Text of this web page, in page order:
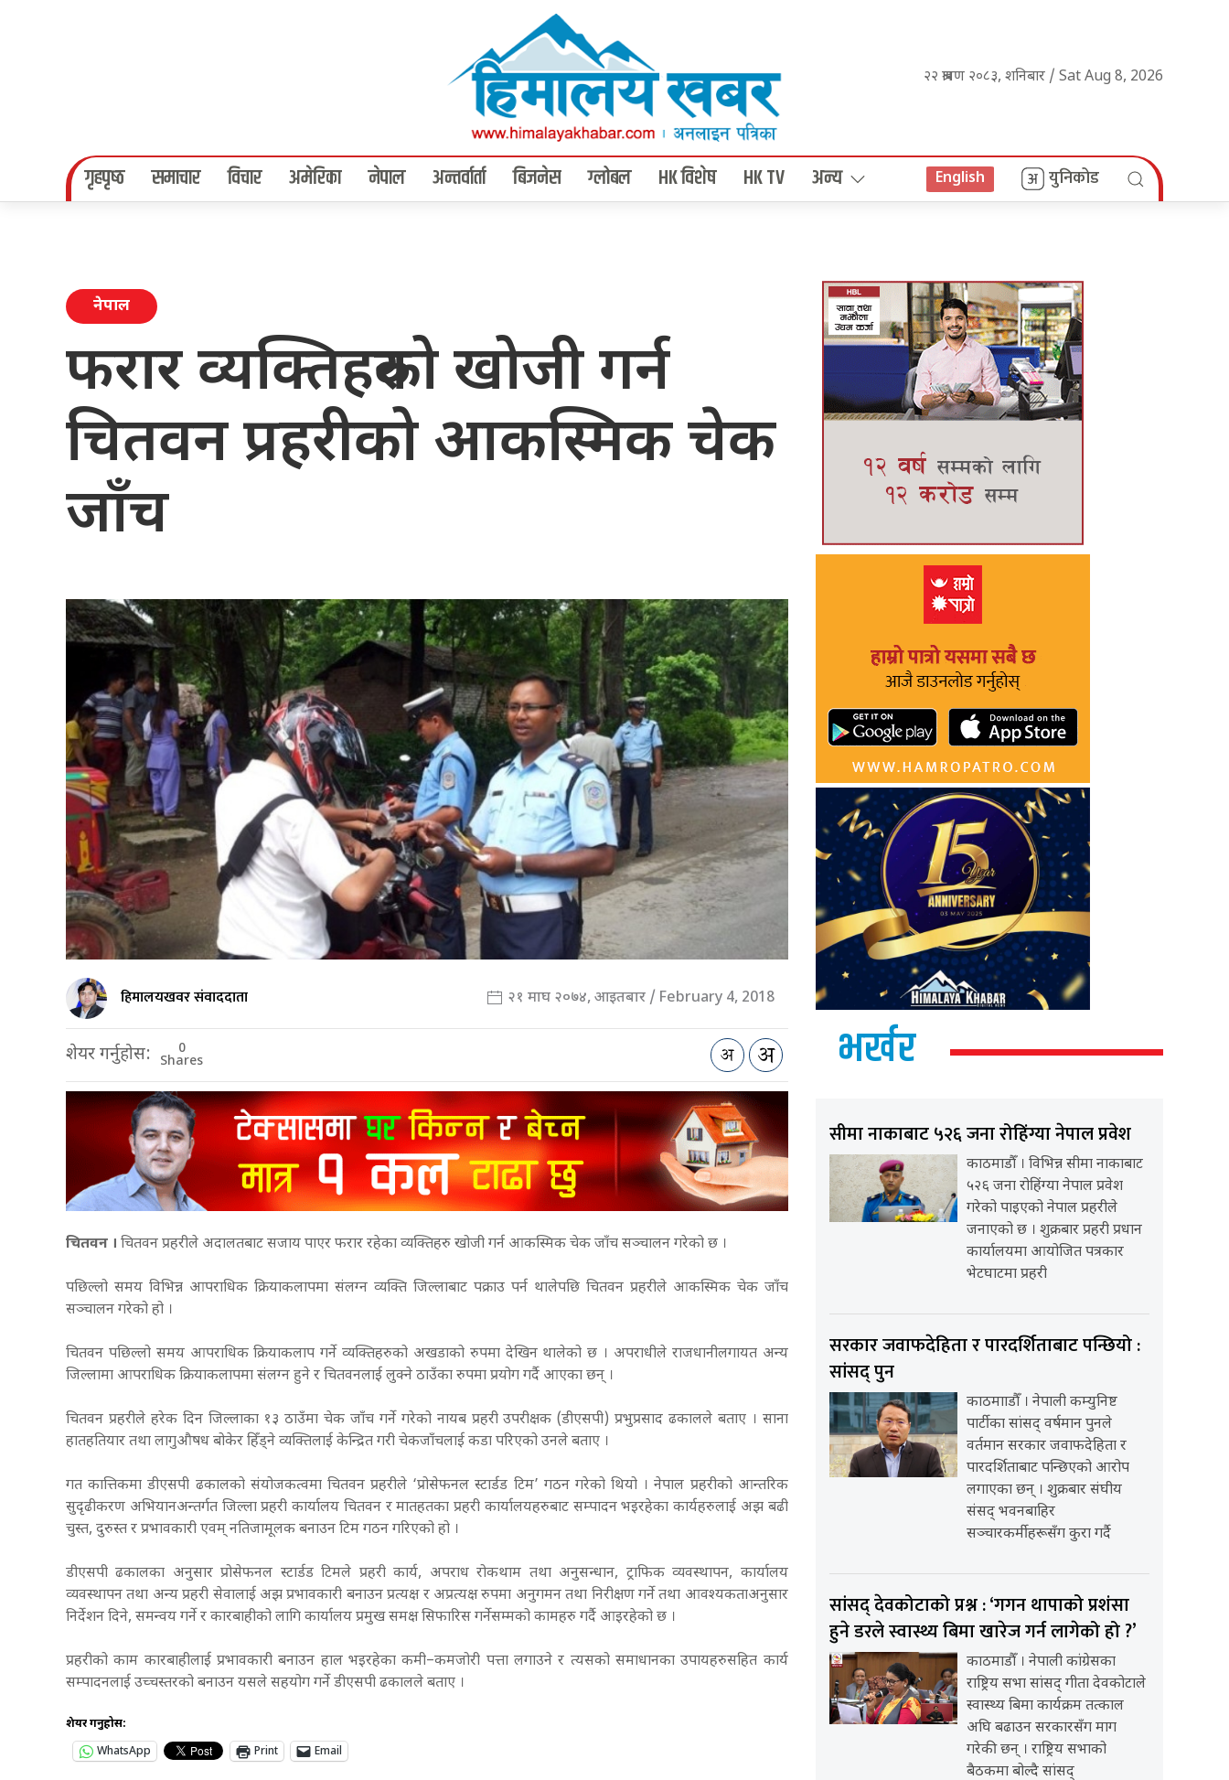
२२ श्रावण २०८३, शनिबार / Sat Aug 8, 2026
गृहपृष्‍ठ समाचार विचार अमेरिका नेपाल अन्तर्वार्ता बिजनेस ग्लोबल HK विशेष HK TV अन्य English युनिकोड
नेपाल
फरार व्यक्तिहरुको खोजी गर्न
चितवन प्रहरीको आकस्मिक चेक
जाँच
हिमालयखवर संवाददाता २१ माघ २०७४, आइतबार / February 4, 2018
शेयर गर्नुहोस: 0
Shares
चितवन । चितवनप्रहरीले अदालतबाट सजाय पाएर फरार रहेका व्यक्तिहरु खोजी गर्न आकस्मिक चेक जाँच सञ्चालन गरेको छ ।
पछिल्लो समय विभिन्न आपराधिक क्रियाकलापमा संलग्न व्यक्ति जिल्लाबाट पक्राउ पर्न थालेपछि चितवन प्रहरीले आकस्मिक चेक जाँच
सञ्चालन गरेको हो ।
चितवन पछिल्लो समय आपराधिक क्रियाकलाप गर्ने व्यक्तिहरुको अखडाको रुपमा देखिन थालेको छ । अपराधीले राजधानीलगायत अन्य
जिल्लामा आपराधिक क्रियाकलापमा संलग्न हुने र चितवनलाई लुक्ने ठाउँका रुपमा प्रयोग गर्दै आएका छन् ।
चितवन प्रहरीले हरेक दिन जिल्लाका १३ ठाउँमा चेक जाँच गर्ने गरेको नायब प्रहरी उपरीक्षक (डीएसपी) प्रभुप्रसाद ढकालले बताए । साना
हातहतियार तथा लागुऔषध बोकेर हिँड्ने व्यक्तिलाई केन्द्रित गरी चेकजाँचलाई कडा परिएको उनले बताए ।
गत कात्तिकमा डीएसपी ढकालको संयोजकत्वमा चितवन प्रहरीले ‘प्रोसेफनल स्टार्डड टिम’ गठन गरेको थियो । नेपाल प्रहरीको आन्तरिक
सुदृढीकरण अभियानअन्तर्गत जिल्ला प्रहरी कार्यालय चितवन र मातहतका प्रहरी कार्यालयहरुबाट सम्पादन भइरहेका कार्यहरुलाई अझ बढी
चुस्त, दुरुस्त र प्रभावकारी एवम् नतिजामूलक बनाउन टिम गठन गरिएको हो ।
डीएसपी ढकालका अनुसार प्रोसेफनल स्टार्डड टिमले प्रहरी कार्य, अपराध रोकथाम तथा अनुसन्धान, ट्राफिक व्यवस्थापन, कार्यालय
व्यवस्थापन तथा अन्य प्रहरी सेवालाई अझ प्रभावकारी बनाउन प्रत्यक्ष र अप्रत्यक्ष रुपमा अनुगमन तथा निरीक्षण गर्ने तथा आवश्यकताअनुसार
निर्देशन दिने, समन्वय गर्ने र कारबाहीको लागि कार्यालय प्रमुख समक्ष सिफारिस गर्नेसम्मको कामहरु गर्दै आइरहेको छ ।
प्रहरीको काम कारबाहीलाई प्रभावकारी बनाउन हाल भइरहेका कमी–कमजोरी पत्ता लगाउने र त्यसको समाधानका उपायहरुसहित कार्य
सम्पादनलाई उच्चस्तरको बनाउन यसले सहयोग गर्ने डीएसपी ढकालले बताए ।
शेयर गर्नुहोस:
WhatsApp
Print Email
भर्खर
सीमा नाकाबाट ५२६ जना रोहिंग्या नेपाल प्रवेश
काठमाडौँ । विभिन्न सीमा नाकाबाट
५२६ जना रोहिंग्या नेपाल प्रवेश
गरेको पाइएको नेपाल प्रहरीले
जनाएको छ । शुक्रबार प्रहरी प्रधान
कार्यालयमा आयोजित पत्रकार
भेटघाटमा प्रहरी
सरकार जवाफदेहिता र पारदर्शिताबाट पन्छियो :
सांसद् पुन
काठमााडौँ । नेपाली कम्युनिष्ट
पार्टीका सांसद् वर्षमान पुनले
वर्तमान सरकार जवाफदेहिता र
पारदर्शिताबाट पन्छिएको आरोप
लगाएका छन् । शुक्रबार संघीय
संसद् भवनबाहिर
सञ्चारकर्मीहरूसँग कुरा गर्दै
सांसद् देवकोटाको प्रश्न : ‘गगन थापाको प्रशंसा
हुने डरले स्वास्थ्य बिमा खारेज गर्न लागेको हो ?’
काठमाडौँ । नेपाली कांग्रेसका
राष्ट्रिय सभा सांसद् गीता देवकोटाले
स्वास्थ्य बिमा कार्यक्रम तत्काल
अघि बढाउन सरकारसँग माग
गरेकी छन् । राष्ट्रिय सभाको
बैठकमा बोल्दै सांसद्